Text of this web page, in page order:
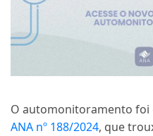
O automonitoramento foi
ANA nº 188/2024, que